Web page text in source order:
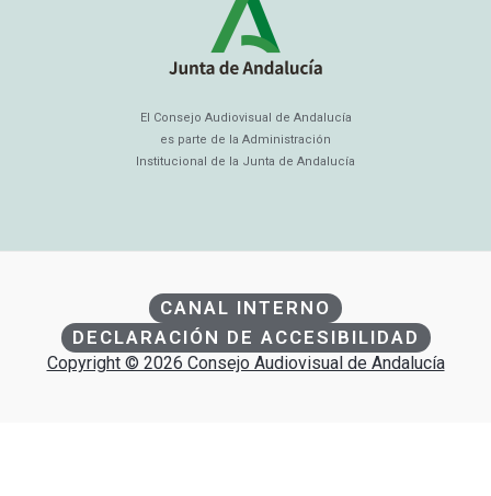
El Consejo Audiovisual de Andalucía
es parte de la Administración
Institucional de la Junta de Andalucía
CANAL INTERNO
DECLARACIÓN DE ACCESIBILIDAD
Copyright © 2026 Consejo Audiovisual de Andalucía